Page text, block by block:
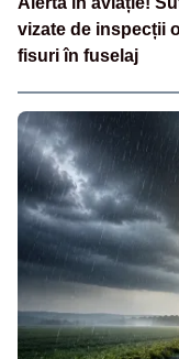
vizate de inspecții
fisuri în fuselaj